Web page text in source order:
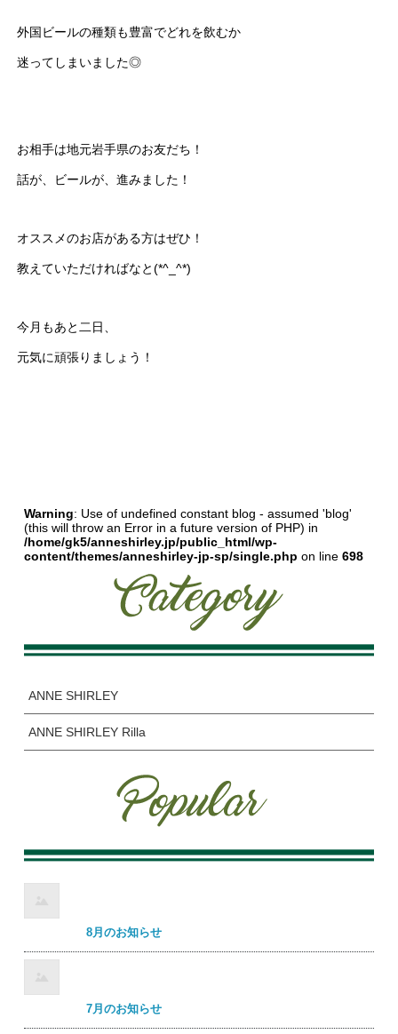
外国ビールの種類も豊富でどれを飲むか
迷ってしまいました◎
お相手は地元岩手県のお友だち！
話が、ビールが、進みました！
オススメのお店がある方はぜひ！
教えていただければなと(*^_^*)
今月もあと二日、
元気に頑張りましょう！
Warning: Use of undefined constant blog - assumed 'blog'
(this will throw an Error in a future version of PHP) in
/home/gk5/anneshirley.jp/public_html/wp-
content/themes/anneshirley-jp-sp/single.php on line698
ANNE SHIRLEY
ANNE SHIRLEY Rilla
8月のお知らせ
7月のお知らせ